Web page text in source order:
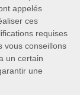
appelés
ces
requises
vous conseillons
un certain
une